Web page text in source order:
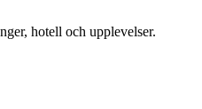
hotell och upplevelser.